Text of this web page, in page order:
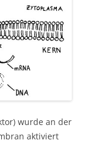
wurde an der
aktiviert